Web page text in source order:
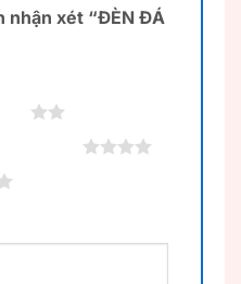
nhận xét “ĐÈN ĐÁ